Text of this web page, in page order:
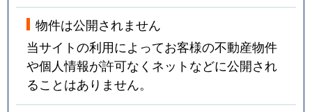
物件は公開されません
当サイトの利用によってお客様の不動産物件
や個人情報が許可なくネットなどに公開され
ることはありません。